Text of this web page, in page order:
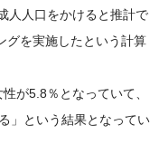
人人口をかけると推計で
グを実施したという計算
が5.8％となっていて、
」という結果となってい